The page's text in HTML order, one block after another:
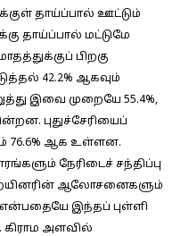
தாய்ப்பால் ஊட்டும்
தாய்ப்பால் மட்டுமே
பிறகு
42.2% ஆகவும்
இவை முறையே 55.4%,
புதுச்சேரியைப்
76.6% ஆக உள்ளன.
நேரிடைச் சந்திப்பு
ஆலோசனைகளும்
என்பதையே இந்தப் புள்ளி
கிராம அளவில்